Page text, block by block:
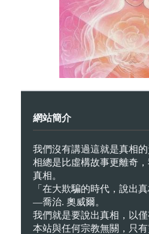
網站簡介
我們沒有講過這就是真相
相總是比虛構故事更離奇
真相。
「在大欺騙的時代，說出
—喬治. 奧威爾。
我們就是要說出真相，以僅
本站與任何宗教無關，只有